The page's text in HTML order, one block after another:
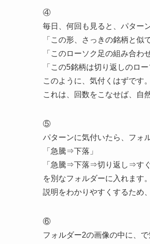
④
毎日、何回も見ると、パター
「この形、さっきの銘柄と似
「このローソク足の組み合わ
「この5銘柄は切り返しのロ
このように、気付くはずです。
これは、回数をこなせば、自
⑤
パターンに気付いたら、フォ
「急騰⇒下落」
「急騰⇒下落⇒切り返し⇒すぐ
を別なフォルダーに入れます。
説明をわかりやすくするため
⑥
フォルダー2の画像の中に、